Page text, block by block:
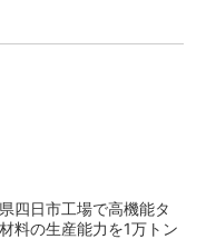
四日市工場で高機能タ
料の生産能力を1万トン